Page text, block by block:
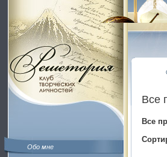
Обо мне
Все
Все